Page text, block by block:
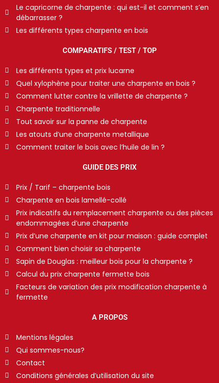
Le capricorne de charpente : qui est-il et comment s’en
débarrasser ?
Les différents types charpente en bois
COMPARATIFS / TEST / TOP
Les différents types et prix lucarne
Quel xylophène pour traiter une charpente en bois ?
Comment lutter contre la vrillette de charpente ?
Charpente traditionnelle
Tout savoir sur la panne de charpente
Les atouts d’une charpente metallique
Comment traiter le bois avec l’huile de lin ?
GUIDE DES PRIX
Prix / Tarif – charpente bois
Charpente en bois lamellé-collé
Prix indicatifs du remplacement charpente ou des pièces
endommagées d’une charpente
Prix d’une charpente en kit pour maison : guide complet
Comment bien choisir sa charpente
Sapin de Douglas : meilleur bois pour la charpente ?
Calcul du prix charpente fermette bois
Facteurs de variation des prix modification charpente à
fermette
A PROPOS
Mentions légales
Qui sommes-nous?
Contact
Conditions générales d’utilisation du site